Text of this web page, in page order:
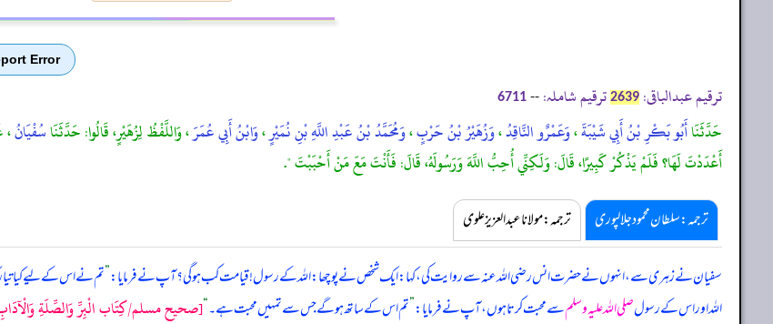
Error
ترقیم عبدالباقی: 2639 ترقیم شاملہ: --
6711
حَدَّثَنَاأَبُو بَكْرِ بْنُ أَبِي شَيْبَةَ،وَعَمْرٌو النَّاقِدُ،وَزُهَيْرُ بْنُ حَرْبٍ،وَمُحَمَّدُ بْنُ عَبْدِ اللَّهِ بْنِ نُمَيْرٍ،وَابْنُ أَبِي عُمَرَ، وَاللَّفْظُ لِزُهَيْرٍ، قَالُوا: حَدَّثَنَاسُفْيَانُ
أَعْدَدْتَ لَهَا؟ فَلَمْ يَذْكُرْ كَبِيرًا، قَالَ: وَلَكِنِّي أُحِبُّ اللَّهَ وَرَسُولَهُ، قَالَ: فَأَنْتَ مَعَ مَنْ أَحْبَبْتَ ".
ترجمہ:سلطان محمود جلالپوری ترجمہ:مولانا عبدالعزیز علوی
سفیان نے زہری سے، انہوں نے حضرت انس رضی اللہ عنہ سے روایت کی، کہا: ایک شخص نے پوچھا: اللہ کے رسول! قیامت کب ہو گی؟ آپ نے فرمایا:”تم نے اس کے لیے کیا
اللہ اور اس کے رسولصلی اللہ علیہ وسلمسے محبت کرتا ہوں، آپ نے فرمایا:”تم اس کے ساتھ ہو گے جس سے تمہیں محبت ہے۔“[صحيح مسلم/كِتَاب الْبِرِّ وَالصِّلَةِ وَالْآدَابِ/